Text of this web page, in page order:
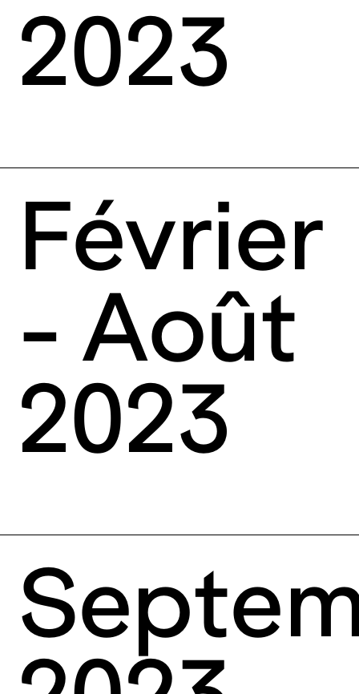
2023
Février
- Août
2023